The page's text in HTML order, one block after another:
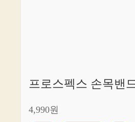
프로스펙스 손목밴
4,990원